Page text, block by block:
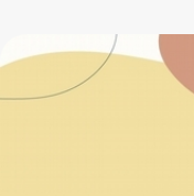
區響應主辦，今年10月7
談到情緒，我們好像都
「情緒」是小朋友成長過
過程中，鮮少接受過情
孩。華人教育過於重視
的成功、追求卓越，卻